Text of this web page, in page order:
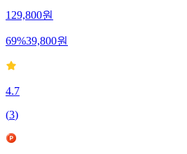
129,800원
69%39,800원
4.7
(3)